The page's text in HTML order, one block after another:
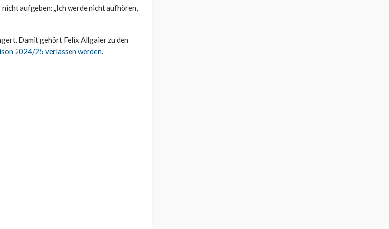
aufgeben: „Ich werde nicht aufhören,
Damit gehört Felix Allgaier zu den
2024/25 verlassen werden.